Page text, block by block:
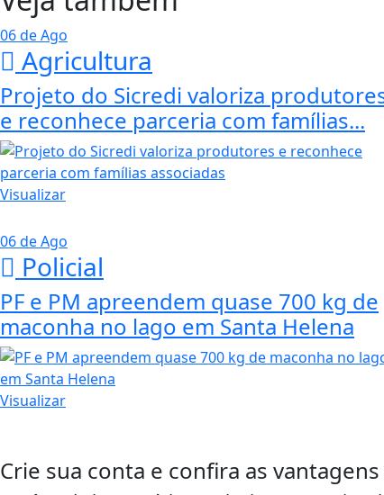
06 de Ago
Agricultura
Projeto do Sicredi valoriza
e reconhece parceria com famílias...
Visualizar
06 de Ago
Policial
PF e PM apreendem quase 700 kg de
maconha no lago em Santa Helena
Visualizar
Crie sua conta e confira as